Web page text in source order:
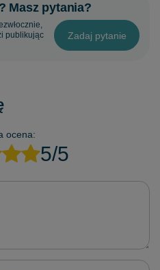
Masz pytania?
publikując
Zadaj pytanie
ocena:
5/5